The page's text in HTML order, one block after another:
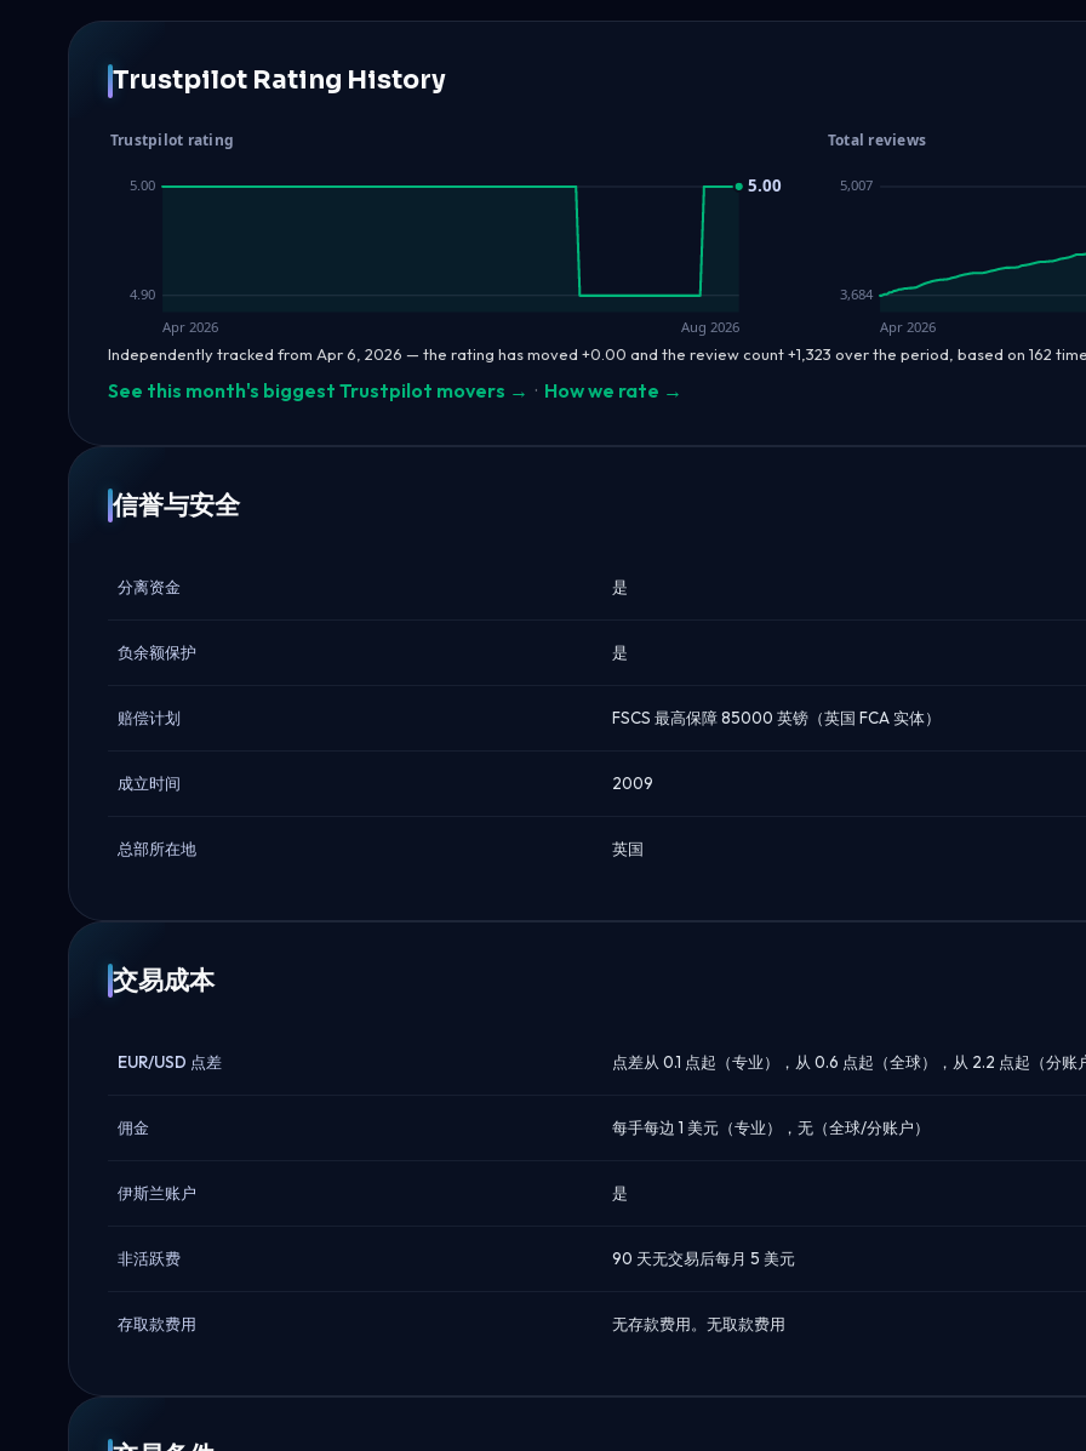
Trustpilot Rating History
Trustpilot rating
5.00
4.90
5.00
Apr 2026 Aug 2026
Total reviews
5,007
3,684
Apr 2026
Independently tracked from Apr 6, 2026 — the rating has moved +0.00 and the review count +1,323 over the period, based on 162
See this month's biggest Trustpilot movers → · How we rate →
信誉与安全
分离资金 是
负余额保护 是
赔偿计划 FSCS 最高保障 85000 英镑（英国 FCA 实体）
成立时间 2009
总部所在地 英国
交易成本
EUR/USD 点差 点差从 0.1 点起（专业），从 0.6 点起（全球），从 2.2 点起（分账
佣金 每手每边 1 美元（专业），无（全球/分账户）
伊斯兰账户 是
非活跃费 90 天无交易后每月 5 美元
存取款费用 无存款费用。无取款费用